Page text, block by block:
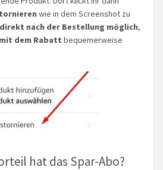
wie in dem Screenshot zu
direkt nach der Bestellung möglich,
mit dem Rabatt bequemerweise
hat das Spar-Abo?